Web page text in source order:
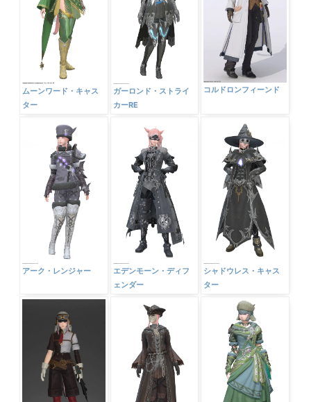
ムーンワード・キャス
ター
ガーロンド・ストライ
カーRE
コルドロンフィーンド
アーク・レンジャー
エデンモーン・ディフ
ェンダー
シャドウレス・キャス
ター